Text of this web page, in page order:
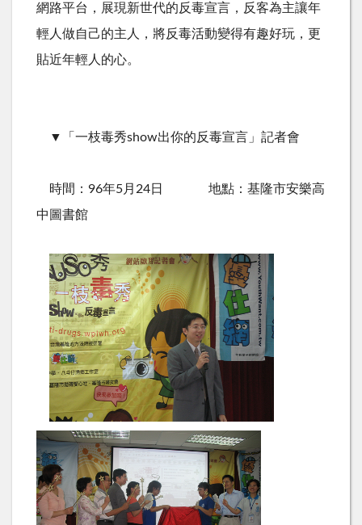
網路平台，展現新世代的反毒宣言，反客為主讓年
輕人做自己的主人，將反毒活動變得有趣好玩，更
貼近年輕人的心。
▼「一枝毒秀show出你的反毒宣言」記者會
時間：96年5月24日 地點：基隆市安樂高
中圖書館